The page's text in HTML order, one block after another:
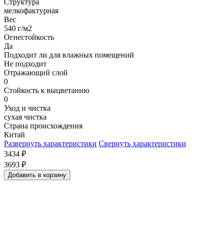
мелкофактурная
Вес
540 г/м2
Огнестойкость
Да
Подходит ли для влажных помещений
Не подходит
Отражающий слой
0
Стойкость к выцветанию
0
Уход и чистка
сухая чистка
Страна происхождения
Китай
Развернуть характеристики Свернуть характеристики
3434 ₽
3693 ₽
Добавить в корзину